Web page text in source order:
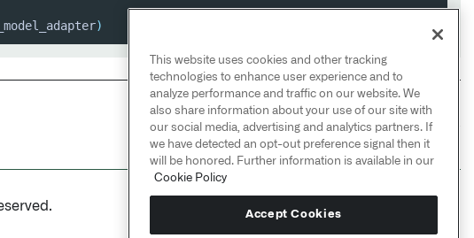
)
NEXT
JupyterLab®
This website uses cookies and other tracking
technologies to enhance user experience and to
analyze performance and traffic on our website. We
also share information about your use of our site with
our social media, advertising and analytics partners. If
we have detected an opt-out preference signal then it
will be honored. Further information is available in our
Cookie Policy
Accept Cookies